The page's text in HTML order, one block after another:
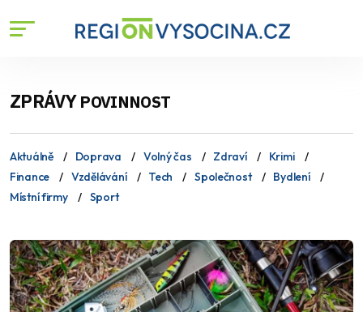
ZPRÁVYPOVINNOST
Aktuálně Doprava Volný čas Zdraví
Krimi
Finance
Vzdělávání Tech Společnost
Bydlení
Místní firmy
Sport